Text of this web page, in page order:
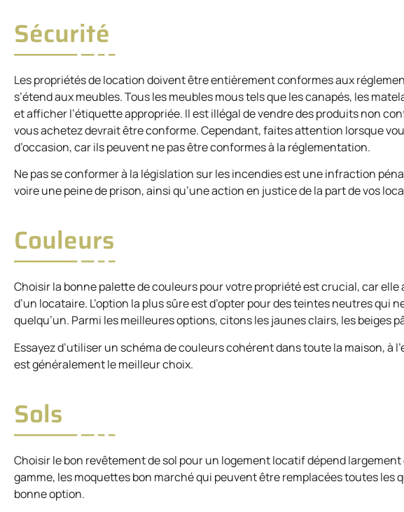
Sécurité
Les propriétés de location doivent être entièrement conformes aux
s’étend aux meubles. Tous les meubles mous tels que les canapés, les
et afficher l’étiquette appropriée. Il est illégal de vendre des produits non
vous achetez devrait être conforme. Cependant, faites attention lorsque
d’occasion, car ils peuvent ne pas être conformes à la réglementation.
Ne pas se conformer à la législation sur les incendies est une infraction
voire une peine de prison, ainsi qu’une action en justice de la part de vos
Couleurs
Choisir la bonne palette de couleurs pour votre propriété est crucial, car elle
d’un locataire. L’option la plus sûre est d’opter pour des teintes neutres qui
quelqu’un. Parmi les meilleures options, citons les jaunes clairs, les beiges
Essayez d’utiliser un schéma de couleurs cohérent dans toute la maison, à
est généralement le meilleur choix.
Sols
Choisir le bon revêtement de sol pour un logement locatif dépend largement
gamme, les moquettes bon marché qui peuvent être remplacées toutes les
bonne option.